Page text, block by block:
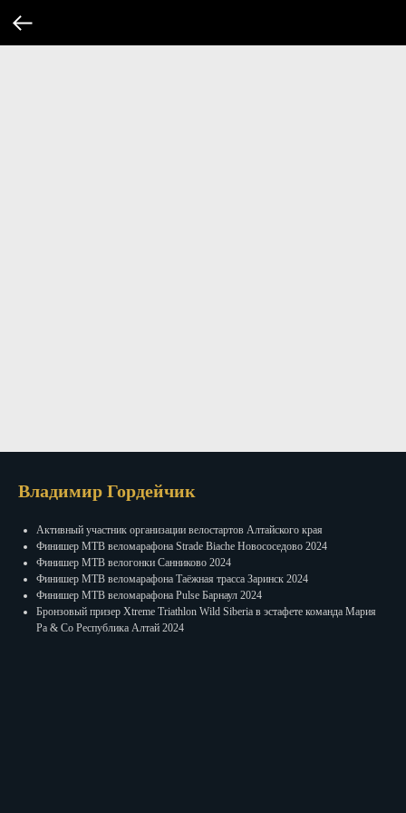
Владимир Гордейчик
Активный участник организации велостартов Алтайского края
Финишер МТВ веломарафона Strade Biache Новососедово 2024
Финишер МТВ велогонки Санниково 2024
Финишер МTB веломарафона Таёжная трасса Заринск 2024
Финишер МTB веломарафона Pulse Барнаул 2024
Бронзовый призер Xtreme Triathlon Wild Siberia в эстафете команда Мария
Ра & Cо Республика Алтай 2024